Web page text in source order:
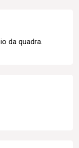
da quadra.